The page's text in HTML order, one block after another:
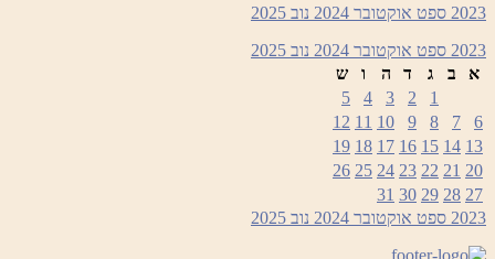
2023 ספט אוקטובר 2024 נוב 2025
2023 ספט אוקטובר 2024 נוב 2025
א
ב ג ד ה ו
ש
1
2
3
4
5
6
7
8
9
10
11
12
13
14
15
16
17
18
19
20
21
22
23
24
25
26
27
28
29
30
31
2023 ספט אוקטובר 2024 נוב 2025